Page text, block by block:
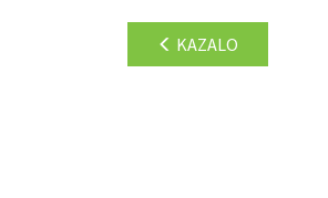
KAZALO